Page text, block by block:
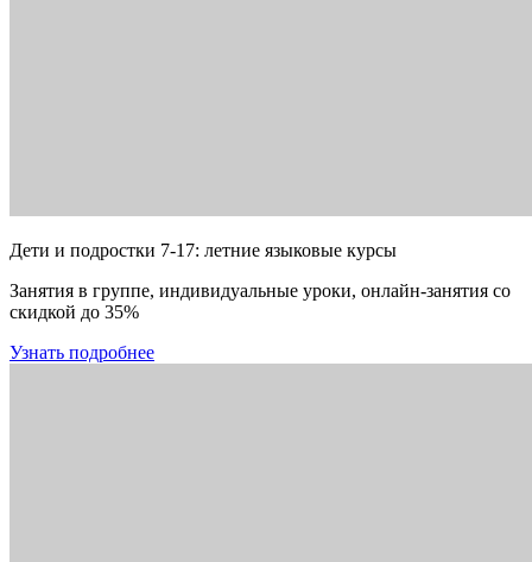
Дети и подростки 7-17: летние языковые курсы
Занятия в группе, индивидуальные уроки, онлайн-занятия со
скидкой до 35%
Узнать подробнее